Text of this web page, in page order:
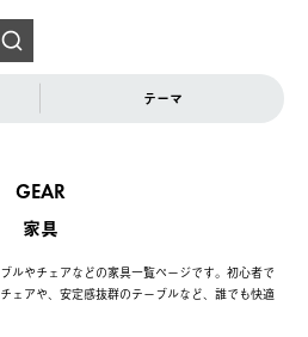
テーマ
GEAR
家具
ルやチェアなどの家具一覧ページです。初心者で
ェアや、安定感抜群のテーブルなど、誰でも快適